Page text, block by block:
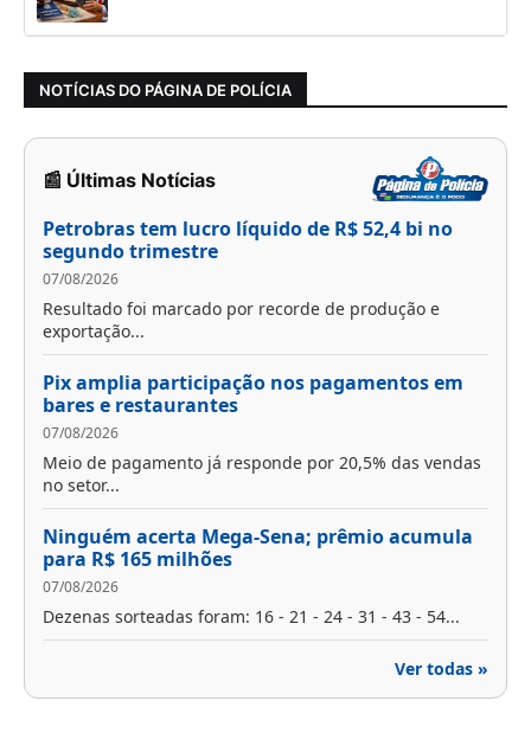
NOTÍCIAS DO PÁGINA DE POLÍCIA
📰 Últimas Notícias
Petrobras tem lucro líquido de R$ 52,4 bi no
segundo trimestre
07/08/2026
Resultado foi marcado por recorde de produção e
exportação...
Pix amplia participação nos pagamentos em
bares e restaurantes
07/08/2026
Meio de pagamento já responde por 20,5% das vendas
no setor...
Ninguém acerta Mega-Sena; prêmio acumula
para R$ 165 milhões
07/08/2026
Dezenas sorteadas foram: 16 - 21 - 24 - 31 - 43 - 54...
Ver todas »